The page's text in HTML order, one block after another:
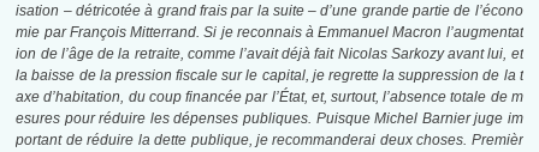
isation – détricotée à grand frais par la suite – d’une grande partie de l’écono
mie par François Mitterrand. Si je reconnais à Emmanuel Macron l’augmentat
ion de l’âge de la retraite, comme l’avait déjà fait Nicolas Sarkozy avant lui, et
la baisse de la pression fiscale sur le capital, je regrette la suppression de la t
axe d’habitation, du coup financée par l’État, et, surtout, l’absence totale de m
esures pour réduire les dépenses publiques. Puisque Michel Barnier juge im
portant de réduire la dette publique, je recommanderai deux choses. Premièr